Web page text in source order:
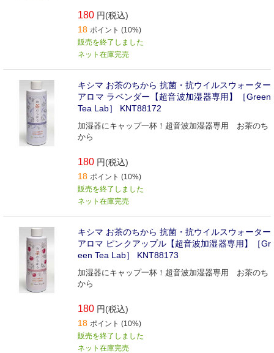
180 円(税込)
18 ポイント (10%)
販売を終了しました
ネット在庫完売
キシマ お茶のちから 抗菌・抗ウイルスウォーター
アロマ ラベンダー【超音波加湿器専用】［Green
Tea Lab］ KNT88172
加湿器にキャップ一杯！超音波加湿器専用 お茶のち
から
180 円(税込)
18 ポイント (10%)
販売を終了しました
ネット在庫完売
キシマ お茶のちから 抗菌・抗ウイルスウォーター
アロマ ピンクアップル【超音波加湿器専用】［Gr
een Tea Lab］ KNT88173
加湿器にキャップ一杯！超音波加湿器専用 お茶のち
から
180 円(税込)
18 ポイント (10%)
販売を終了しました
ネット在庫完売